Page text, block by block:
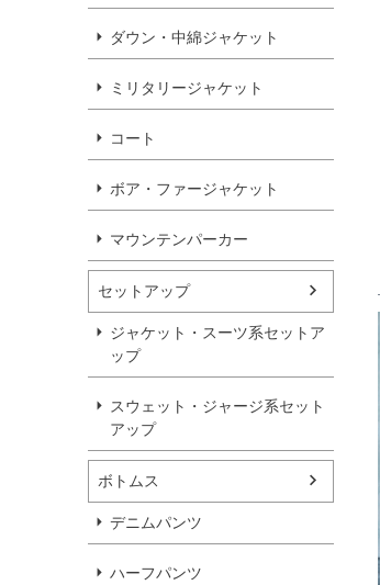
ダウン・中綿ジャケット
ミリタリージャケット
コート
ボア・ファージャケット
マウンテンパーカー
セットアップ
ジャケット・スーツ系セットア
ップ
スウェット・ジャージ系セット
アップ
ボトムス
デニムパンツ
ハーフパンツ